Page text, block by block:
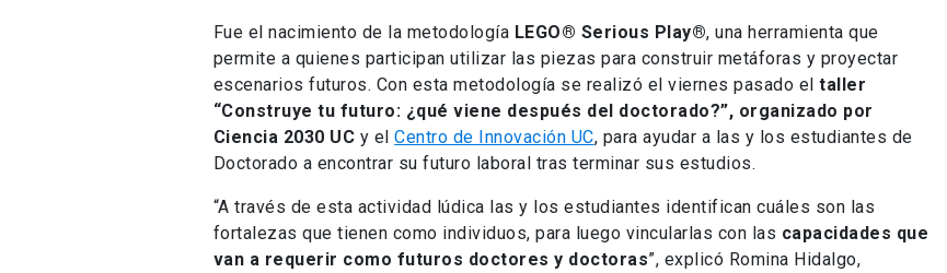
Fue el nacimiento de la metodología LEGO® Serious Play®, una herramienta que
permite a quienes participan utilizar las piezas para construir metáforas y proyectar
escenarios futuros. Con esta metodología se realizó el viernes pasado eltaller
“Construye tu futuro: ¿qué viene después del doctorado?”, organizado por
Ciencia 2030 UC y elCentro de Innovación UC, para ayudar a las y los estudiantes de
Doctorado a encontrar su futuro laboral tras terminar sus estudios.
“A través de esta actividad lúdica las y los estudiantes identifican cuáles son las
fortalezas que tienen como individuos, para luego vincularlas con las capacidades que
van a requerir como futuros doctores y doctoras”, explicó Romina Hidalgo,